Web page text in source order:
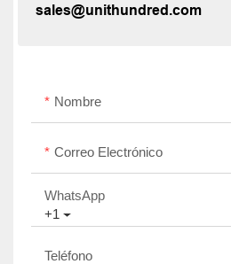
sales@unithundred.com
Nombre
Correo Electrónico
+1
WhatsApp
Teléfono